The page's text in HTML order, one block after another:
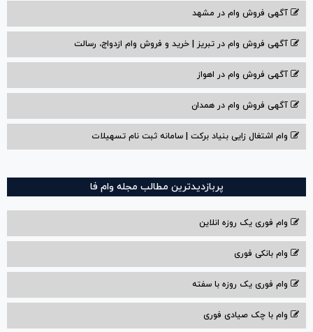
آگهی فروش وام در مشهد
آگهی فروش وام در تبریز | خرید و فروش وام ازدواج، رسالت
آگهی فروش وام در اهواز
آگهی فروش وام در همدان
وام اشتغال زایی بنیاد برکت | سامانه ثبت نام تسهیلات
پربازدیدترین مطالب مجله وام فا
وام فوری یک روزه انلاین
وام بانکی فوری
وام فوری یک روزه با سفته
وام با‌ چک صیادی‌ فوری